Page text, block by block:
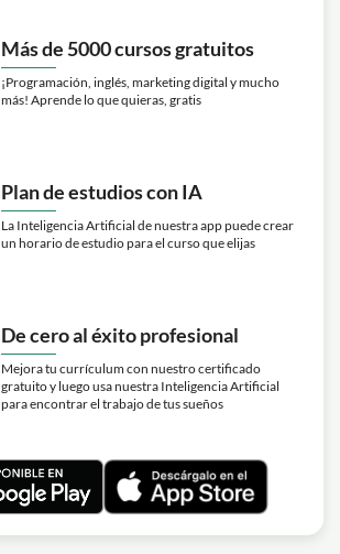
Más de 5000 cursos gratuitos
¡Programación, inglés, marketing digital y mucho
más! Aprende lo que quieras, gratis
Plan de estudios con IA
La Inteligencia Artificial de nuestra app puede crear
un horario de estudio para el curso que elijas
De cero al éxito profesional
Mejora tu currículum con nuestro certificado
gratuito y luego usa nuestra Inteligencia Artificial
para encontrar el trabajo de tus sueños